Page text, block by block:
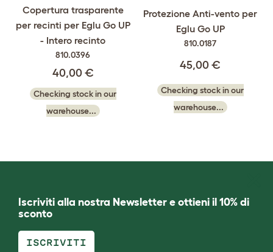
Copertura trasparente
per recinti per Eglu Go UP
- Intero recinto
810.0396
40,00 €
Checking stock in our
warehouse...
Protezione Anti-vento per
Eglu Go UP
810.0187
45,00 €
Checking stock in our
warehouse...
Iscriviti alla nostra Newsletter e ottieni il 10% di
sconto
ISCRIVITI